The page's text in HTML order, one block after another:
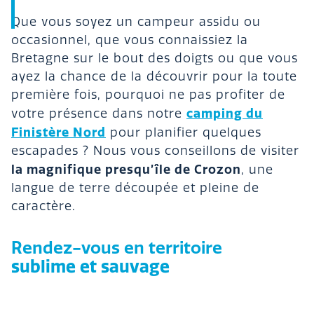
Que vous soyez un campeur assidu ou
occasionnel, que vous connaissiez la
Bretagne sur le bout des doigts ou que vous
ayez la chance de la découvrir pour la toute
première fois, pourquoi ne pas profiter de
votre présence dans notre camping du
Finistère Nord pour planifier quelques
escapades ? Nous vous conseillons de visiter
la magnifique presqu’île de Crozon, une
langue de terre découpée et pleine de
caractère.
Rendez-vous en territoire
sublime et sauvage